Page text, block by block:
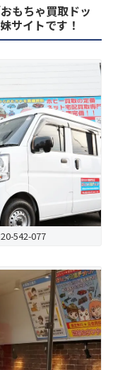
もちゃ買取ドッ
サイトです！
542-077